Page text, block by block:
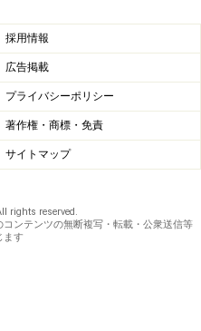
採用情報
広告掲載
プライバシーポリシー
著作権・商標・免責
サイトマップ
rights reserved.
ンテンツの無断複写・転載・公衆送信等
ます